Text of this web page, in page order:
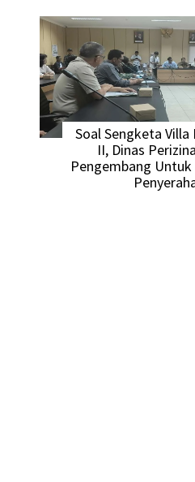
Soal Sengketa
II, Dinas
Pengembang